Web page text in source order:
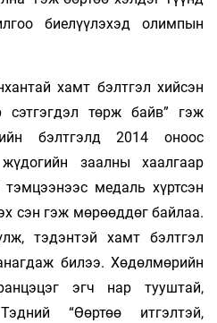
биелүүлэхэд олимпын
хамт бэлтгэл хийсэн
төрж байв” гэж
бэлтгэлд 2014 оноос
заалны хаалгаар
медаль хүртсэн
сэн гэж мөрөөддөг байлаа.
тэдэнтэй хамт бэлтгэл
билээ. Хөдөлмөрийн
эгч нар тууштай,
“Өөртөө итгэлтэй,